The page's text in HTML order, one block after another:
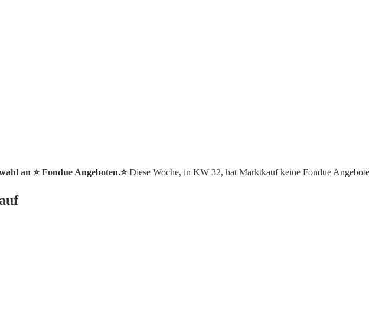
an ⭐️ Fondue Angeboten.⭐️Diese Woche, in KW 32, hat Marktkauf keine Fondue